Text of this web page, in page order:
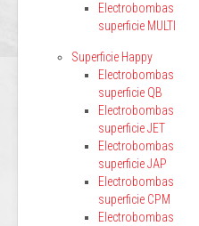
Electrobombas
superficie MULTI
Superficie Happy
Electrobombas
superficie QB
Electrobombas
superficie JET
Electrobombas
superficie JAP
Electrobombas
superficie CPM
Electrobombas